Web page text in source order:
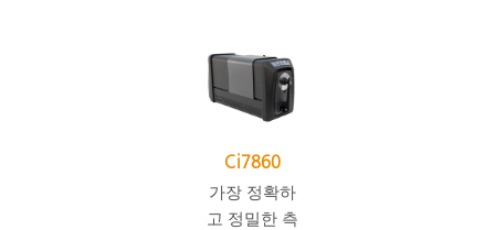
Ci7860
가장 정확하
고 정밀한 측